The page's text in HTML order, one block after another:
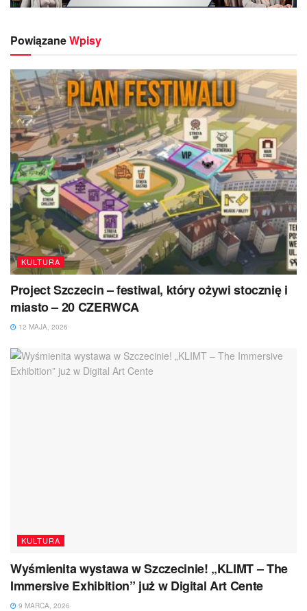
PowiązaneWpisy
KULTURA
Project Szczecin – festiwal, który ożywi stocznię i
miasto – 20 CZERWCA
12 MAJA, 2026
KULTURA
Wyśmienita wystawa w Szczecinie! „KLIMT – The
Immersive Exhibition” już w Digital Art Cente
9 MARCA, 2026